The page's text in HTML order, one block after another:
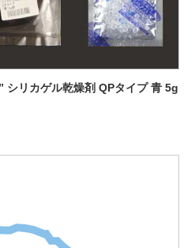
シリカゲル乾燥剤 QPタイプ 青 5g